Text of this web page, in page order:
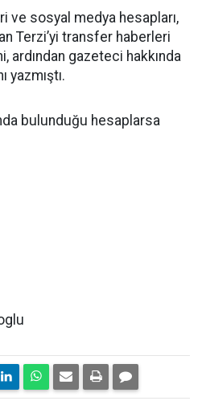
ve sosyal medya hesapları,
Terzi’yi transfer haberleri
ardından gazeteci hakkında
yazmıştı.
bulunduğu hesaplarsa